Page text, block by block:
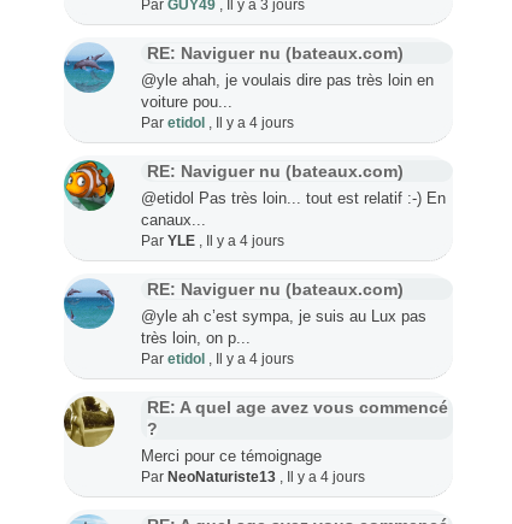
ParGUY49 , Il y a 3 jours
RE: Naviguer nu (bateaux.com)
@yle ahah, je voulais dire pas très loin en
voiture pou...
Paretidol , Il y a 4 jours
RE: Naviguer nu (bateaux.com)
@etidol Pas très loin... tout est relatif :-) En
canaux...
ParYLE , Il y a 4 jours
RE: Naviguer nu (bateaux.com)
@yle ah c’est sympa, je suis au Lux pas
très loin, on p...
Paretidol , Il y a 4 jours
RE: A quel age avez vous commencé
?
Merci pour ce témoignage
Par NeoNaturiste13 , Il y a 4 jours